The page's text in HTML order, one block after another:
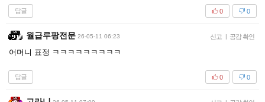
답글 0
0
월급루팡전문 26-05-11 06:23 신고 | 공감 확인
어머니 표정 ㅋㅋㅋㅋㅋㅋㅋㅋㅋ
답글 0
0